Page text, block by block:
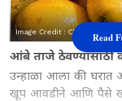
Image Credit : Chta GPT
आंबे ताजे ठेवण्यासाठी
उन्हाळा आला की घरात
खूप आवडीने आणि पैसे
Read